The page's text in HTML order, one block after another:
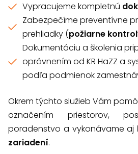
Vypracujeme kompletnú
Zabezpečíme preventívne
prehliadky (požiarne
Dokumentáciu a školenia
oprávnením od KR HaZZ a
podľa podmienok
Okrem týchto služieb Vám
označením priestorov,
poradenstvo a vykonávame aj
zariadení.